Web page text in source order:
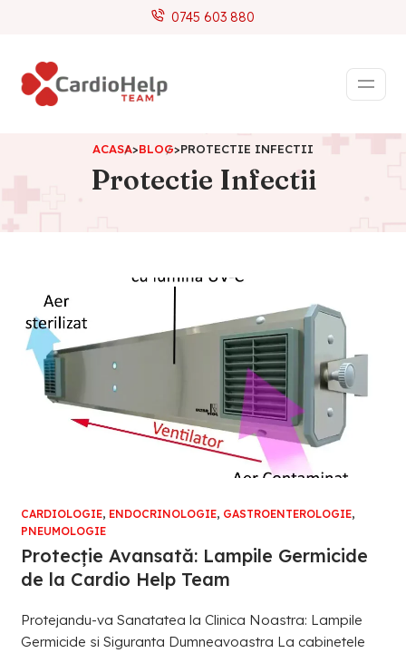
0745 603 880
ACASA>BLOG>PROTECTIE INFECTII
Protectie Infectii
CARDIOLOGIE, ENDOCRINOLOGIE, GASTROENTEROLOGIE,
PNEUMOLOGIE
Protecție Avansată: Lampile Germicide
de la Cardio Help Team
Protejandu-va Sanatatea la Clinica Noastra: Lampile
Germicide si Siguranta Dumneavoastra La cabinetele